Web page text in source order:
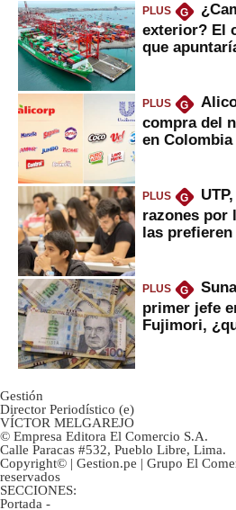
PLUS G
exterior? El
que
PLUS G
compra del
en Colombia
PLUS G
razones por
las
PLUS G
primer jefe
Fujimori,
Gestión
Director Periodístico (e)
VÍCTOR MELGAREJO
© Empresa Editora El Comercio S.A.
Calle Paracas #532, Pueblo Libre, Lima.
Copyright© | Gestion.pe | Grupo El
reservados
SECCIONES:
Portada -